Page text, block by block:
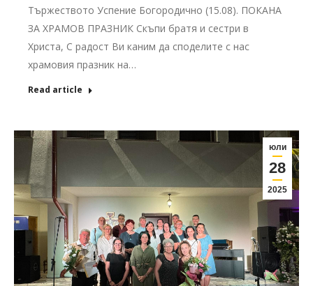
Тържеството Успение Богородично (15.08). ПОКАНА
ЗА ХРАМОВ ПРАЗНИК Скъпи братя и сестри в
Христа, С радост Ви каним да споделите с нас
храмовия празник на…
Read article
юли
28
2025